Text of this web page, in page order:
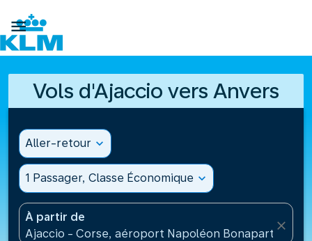

Vols d'Ajaccio vers Anvers
Aller-retour expand_more
1 Passager, Classe Économique expand_more
À partir de
Ajaccio - Corse, aéroport Napoléon
close